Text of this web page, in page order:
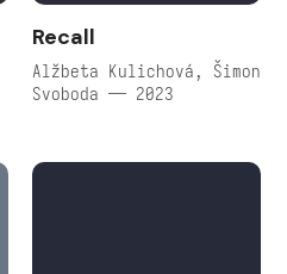
Recall
Alžbeta Kulichová, Šimon
Svoboda — 2023